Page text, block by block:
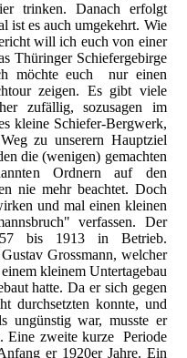
trinken. Danach erfolgt
ist es auch umgekehrt. Wie
will ich euch von einer
Thüringer Schiefergebirge
möchte euch nur einen
zeigen. Es gibt viele
zufällig, sozusagen im
kleine Schiefer-Bergwerk,
zu unserern Hauptziel
die (wenigen) gemachten
Ordnern auf den
nie mehr beachtet. Doch
und mal einen kleinen
verfassen. Der
bis 1913 in Betrieb.
Grossmann, welcher
kleinem Untertagebau
hatte. Da er sich gegen
durchsetzten konnte, und
ungünstig war, musste er
Eine zweite kurze Periode
er 1920er Jahre. Ein